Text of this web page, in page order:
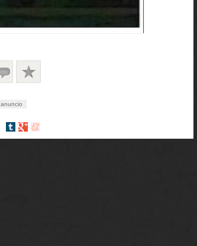
anuncio
Compartir
Compartir
Compartir